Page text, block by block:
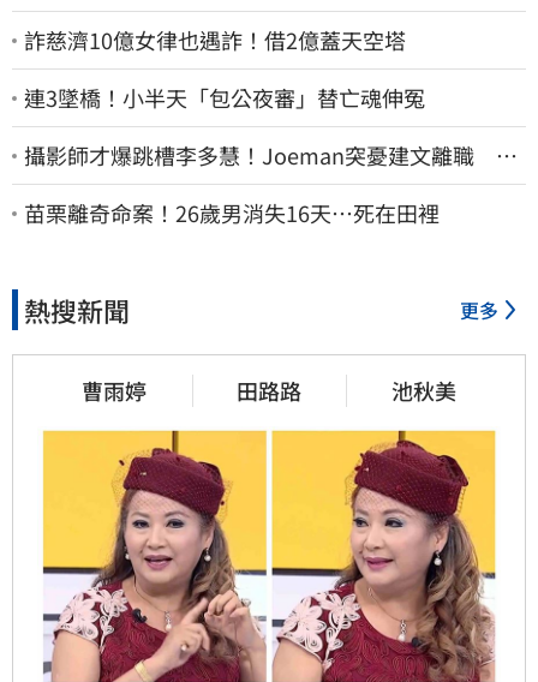
詐慈濟10億女律也遇詐！借2億蓋天空塔
連3墜橋！小半天「包公夜審」替亡魂伸冤
攝影師才爆跳槽李多慧！Joeman突憂建文離職 發
聲「其實我很清楚」
苗栗離奇命案！26歲男消失16天…死在田裡
熱搜新聞 更多
曹雨婷 田路路 池秋美